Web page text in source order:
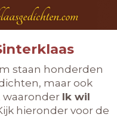
staan honderden
maar ook
waaronder Ik wil
hieronder voor de